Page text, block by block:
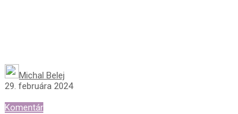
Michal Belej
29. februára 2024
Komentár